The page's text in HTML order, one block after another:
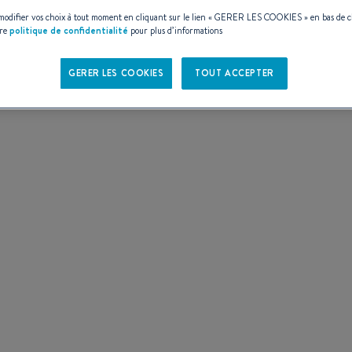
vos choix à tout moment en cliquant sur le lien «GERER LES COOKIES» en bas de
politique de confidentialité pour plus d’informations
GERER LES COOKIES TOUT ACCEPTER